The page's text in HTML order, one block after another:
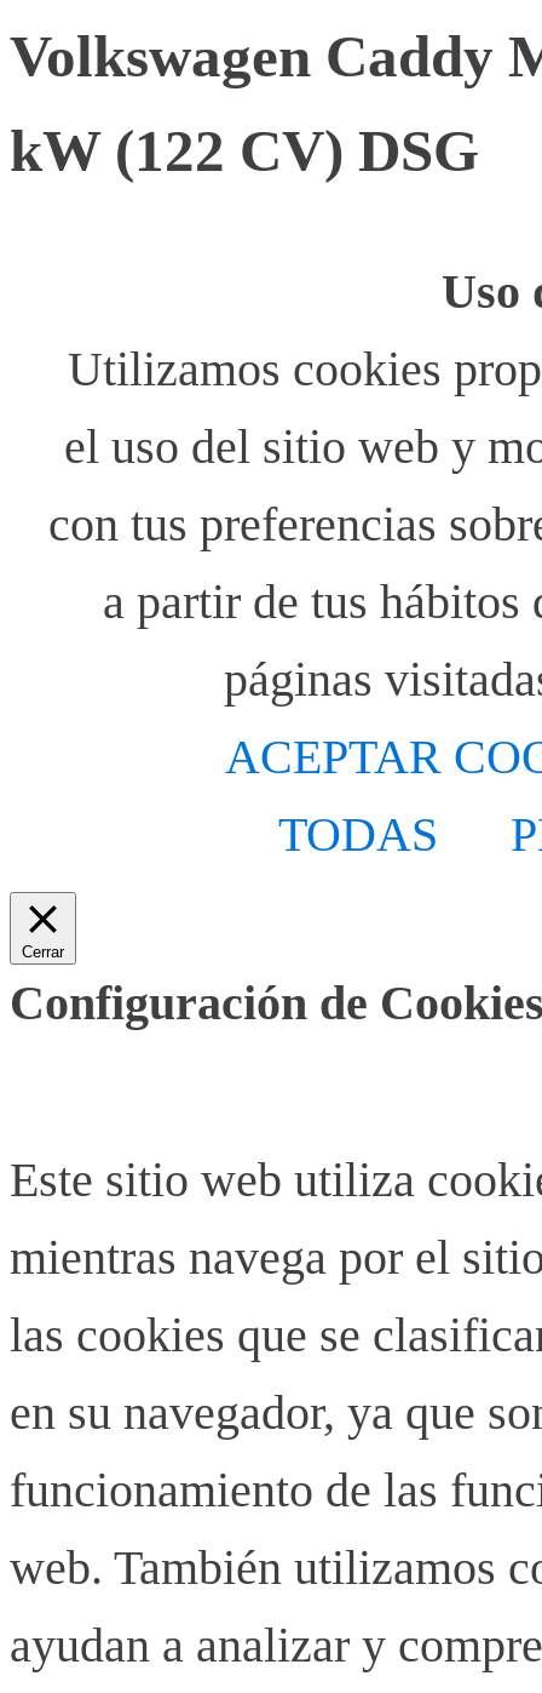
Volkswagen Caddy
kW (122 CV) DSG
Uso
Utilizamos cookies
el uso del sitio web y
con tus preferencias
a partir de tus
páginas
ACEPTAR
TODAS
Cerrar
Configuración de
Este sitio web utiliza
mientras navega por el
las cookies que se
en su navegador, ya que
funcionamiento de las
web. También utilizamos
ayudan a analizar y